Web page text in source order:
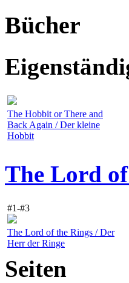
Bücher
The Hobbit or There and
Back Again / Der kleine
Hobbit
The Lord
#1-#3
The Lord of the Rings / Der
Herr der Ringe
Seiten